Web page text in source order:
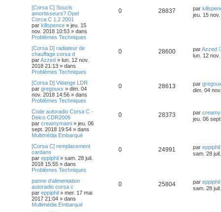
[Corsa C] Soucis
amortisseurs? Opel
Corca C 1.2 2001
par killspence » jeu. 15
nov. 2018 10:53 » dans
Problèmes Techniques
0 28837 par
jeu. 15
[Corsa D] radiateur de
chauffage corsa d
parAzzed » lun. 12 nov.
2018 21:13 » dans
Problèmes Techniques
0 28600 parAzzed
lun. 12
[Corsa D] Vidange LDR
par gregouxx » dim. 04
nov. 2018 14:56 » dans
Problèmes Techniques
0 28613 par
dim. 04
Code autoradio Corsa C -
Delco CDR2005
par creamymami » jeu. 06
sept. 2018 19:54 » dans
Multimédia Embarqué
0 28373 par
jeu. 06
[Corsa C] remplacement
cardans
par eppiphil » sam. 28 juil.
2018 15:55 » dans
Problèmes Techniques
0 24991 par eppiphil
sam. 28
panne d'alimentation
autoradio corsa c
par eppiphil » mer. 17 mai
2017 21:04 » dans
Multimédia Embarqué
0 25804 par eppiphil
sam. 28